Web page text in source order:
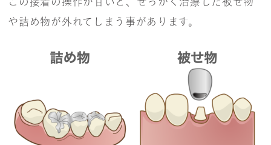
や詰め物が外れてしまう事があります。